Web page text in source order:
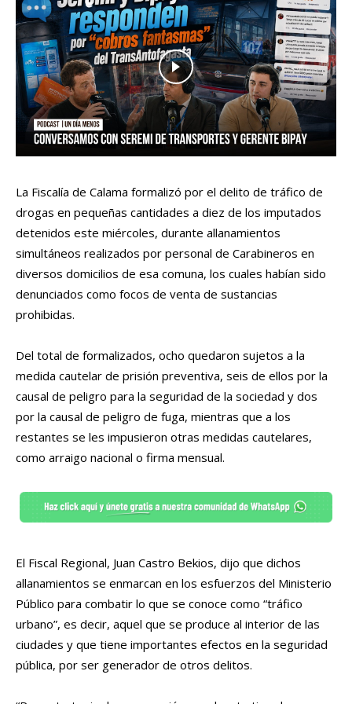
La Fiscalía de Calama formalizó por el delito de tráfico de
drogas en pequeñas cantidades a diez de los imputados
detenidos este miércoles, durante allanamientos
simultáneos realizados por personal de Carabineros en
diversos domicilios de esa comuna, los cuales habían sido
denunciados como focos de venta de sustancias
prohibidas.
Del total de formalizados, ocho quedaron sujetos a la
medida cautelar de prisión preventiva, seis de ellos por la
causal de peligro para la seguridad de la sociedad y dos
por la causal de peligro de fuga, mientras que a los
restantes se les impusieron otras medidas cautelares,
como arraigo nacional o firma mensual.
El Fiscal Regional, Juan Castro Bekios, dijo que dichos
allanamientos se enmarcan en los esfuerzos del Ministerio
Público para combatir lo que se conoce como “tráfico
urbano”, es decir, aquel que se produce al interior de las
ciudades y que tiene importantes efectos en la seguridad
pública, por ser generador de otros delitos.